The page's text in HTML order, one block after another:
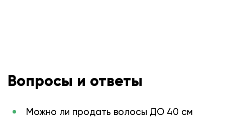
Вопросы и ответы
Можно ли продать волосы ДО 40 см